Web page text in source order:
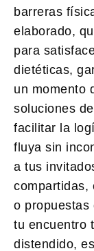
barreras
elaborado,
para
dietéticas,
un momento
soluciones de
facilitar la
fluya sin
a tus
compartidas,
o propuestas
tu encuentro
distendido,